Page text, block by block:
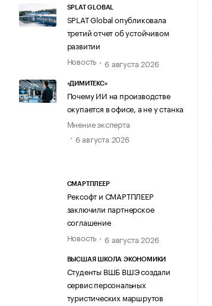
SPLAT GLOBAL
SPLAT Global опубликовала
третий отчет об устойчивом
развитии
Новость
6 августа 2026
«ДИМИТЕКС»
Почему ИИ на производстве
окупается в офисе, а не у станка
Мнение эксперта
6 августа 2026
СМАРТПЛЕЕР
Рексофт и СМАРТПЛЕЕР
заключили партнерское
соглашение
Новость
6 августа 2026
ВЫСШАЯ ШКОЛА ЭКОНОМИКИ
Студенты ВШБ ВШЭ создали
сервис персональных
туристических маршрутов